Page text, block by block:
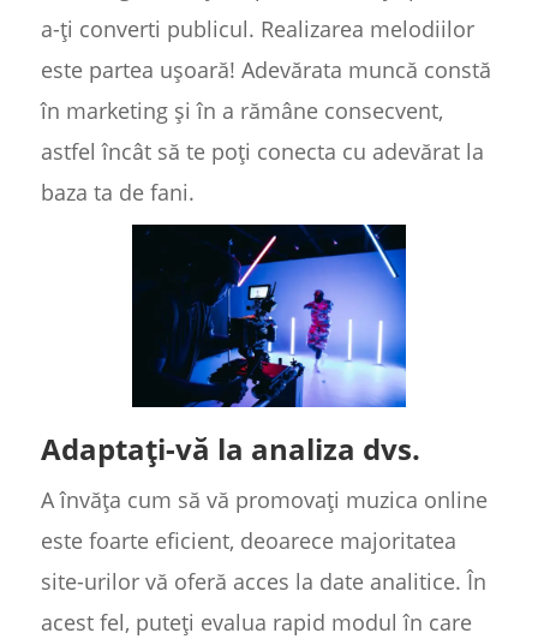
a-ți converti publicul. Realizarea melodiilor
este partea ușoară! Adevărata muncă constă
în marketing și în a rămâne consecvent,
astfel încât să te poți conecta cu adevărat la
baza ta de fani.
Adaptați-vă la analiza dvs.
A învăța cum să vă promovați muzica online
este foarte eficient, deoarece majoritatea
site-urilor vă oferă acces la date analitice. În
acest fel, puteți evalua rapid modul în care